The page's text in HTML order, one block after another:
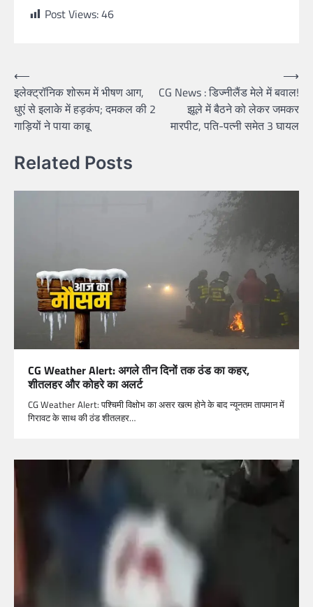
Post Views:46
Post
navigation
⟵
इलेक्ट्रॉनिक शोरूम में भीषण आग,
धुएं से इलाके में हड़कंप; दमकल की 2
गाड़ियों ने पाया काबू
CG News : डिज्नीलैंड मेले में बवाल!
झूले में बैठने को लेकर जमकर
मारपीट, पति-पत्नी समेत 3 घायल
⟶
Related Posts
CG Weather Alert: अगले तीन दिनों तक ठंड का कहर,
शीतलहर और कोहरे का अलर्ट
CG Weather Alert: पश्चिमी विक्षोभ का असर खत्म होने के बाद न्यूनतम तापमान में
गिरावट के साथ की ठंड शीतलहर…